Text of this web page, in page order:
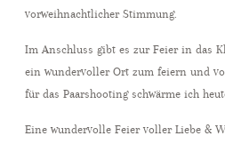
vorweihnachtlicher Stimmung.
Im Anschluss gibt es zur Feier in das
ein wundervoller Ort zum feiern und
für das Paarshooting schwärme ich
Eine wundervolle Feier voller Liebe &